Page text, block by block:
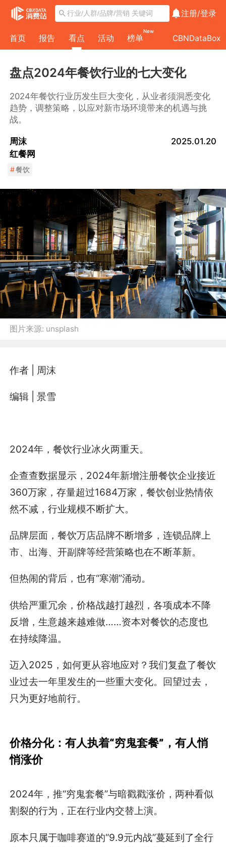
注册/登录
首页 报告 看点 活动 榜单
New
CBNDataBox
盘点2024年餐饮行业的七大变化
2024年餐饮行业历发生巨大变化，从业者须洞悉变化
趋势，调整策略，以应对新市场环境带来的机遇与挑
战。
周沫
红餐网
2025.01.20
#餐饮
图片来源: unsplash
作者 | 周沫
编辑 | 景雪
2024年，餐饮行业冰火两重天。
企查查数据显示，2024年新增注册餐饮企业接近
360万家，存量超过1684万家，餐饮创业热情依
然不减，行业规模不断扩大。
品牌层面，餐饮万店品牌不断增多，连锁品牌上
市、出海、开副牌等经营策略也在不断革新。
但热闹的背后，也有“寒潮”涌动。
供给严重冗余，价格战越打越烈，各项成本不降
反增，生意越来越难做……资本对餐饮的态度也
在持续降温。
迈入2025，如何更从容地应对？我们复盘了餐饮
业过去一年里发生的一些重大变化。回望过去，
只为更好地前行。
价格分化：有人执着“穷鬼套餐”，有人悄
悄涨价
2024年，推“穷鬼套餐”与暗戳戳涨价，两种看似
割裂的行为，正在行业内交替上演。
原本只属于咖啡赛道的“9.9元内战”蔓延到了全行